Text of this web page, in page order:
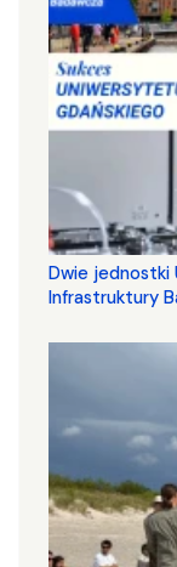
Dwie jednostki
Infrastruktury